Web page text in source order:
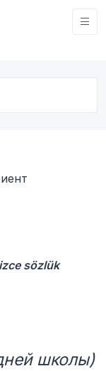
sözlük
школы)